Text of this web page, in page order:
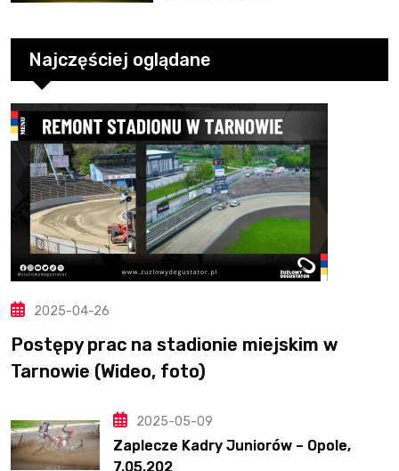
Najczęściej oglądane
2025-04-26
Postępy prac na stadionie miejskim w
Tarnowie (Wideo, foto)
2025-05-09
Zaplecze Kadry Juniorów – Opole,
7.05.202